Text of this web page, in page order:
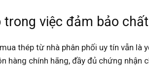
trong việc đảm bảo
thép từ nhà phân phối uy tín vẫn là
hàng chính hãng, đầy đủ chứng nhận